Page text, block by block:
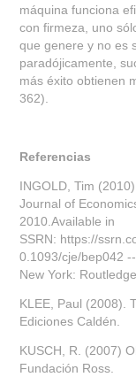
máquina funciona
con firmeza, uno
que genere y no es
paradójicamente,
más éxito obtienen
362).
Referencias
INGOLD, Tim
Journal of
2010.Available in
SSRN: https://
0.1093/cje/bep042
New York: Routledge.
KLEE, Paul (2008).
Ediciones Caldén.
KUSCH, R. (2007)
Fundación Ross.